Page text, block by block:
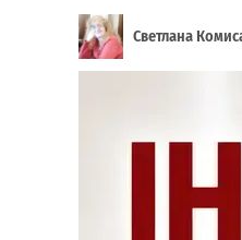
Светлана